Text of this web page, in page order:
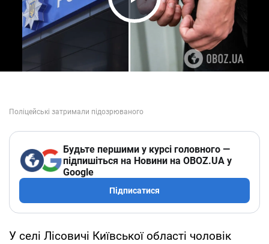
Play Video
Будьте першими у курсі головного —
підпишіться на Новини на OBOZ.UA у
Google
Підписатися
У селі Лісовичі Київської області чоловік